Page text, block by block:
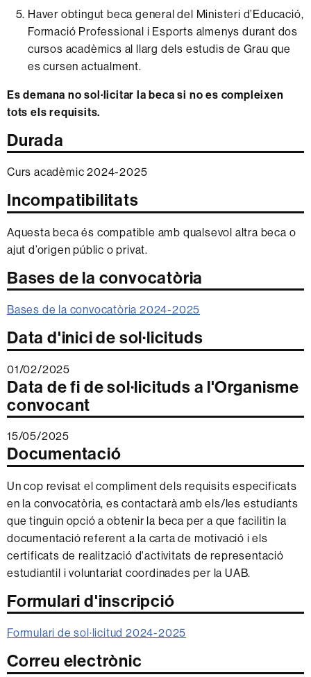
Haver obtingut beca general del Ministeri d’Educació,
Formació Professional i Esports almenys durant dos
cursos acadèmics al llarg dels estudis de Grau que
es cursen actualment.
Es demana no sol·licitar la beca si no es compleixen
tots els requisits.
Durada
Curs acadèmic 2024-2025
Incompatibilitats
Aquesta beca és compatible amb qualsevol altra beca o
ajut d’origen públic o privat.
Bases de la convocatòria
Bases de la convocatòria 2024-2025
Data d'inici de sol·licituds
01/02/2025
Data de fi de sol·licituds a l'Organisme
convocant
15/05/2025
Documentació
Un cop revisat el compliment dels requisits especificats
en la convocatòria, es contactarà amb els/les estudiants
que tinguin opció a obtenir la beca per a que facilitin la
documentació referent a la carta de motivació i els
certificats de realització d'activitats de representació
estudiantil i voluntariat coordinades per la UAB.
Formulari d'inscripció
Formulari de sol·licitud 2024-2025
Correu electrònic